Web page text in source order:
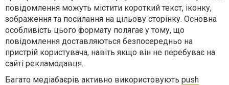
повідомлення можуть містити короткий текст, іконку,
зображення та посилання на цільову сторінку. Основна
особливість цього формату полягає у тому, що
повідомлення доставляються безпосередньо на
пристрій користувача, навіть якщо він не перебуває на
сайті рекламодавця.
Багато медіабаєрів активно використовують push